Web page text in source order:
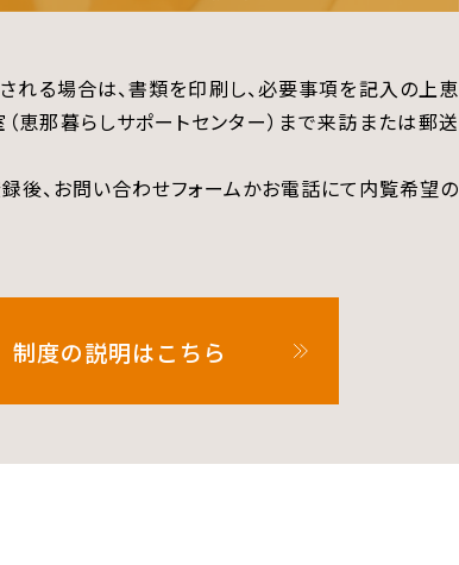
る場合は、書類を印刷し、必要事項を記入の上恵
恵那暮らしサポートセンター）まで来訪または郵送
、お問い合わせフォームかお電話にて内覧希望の
制度の説明はこちら